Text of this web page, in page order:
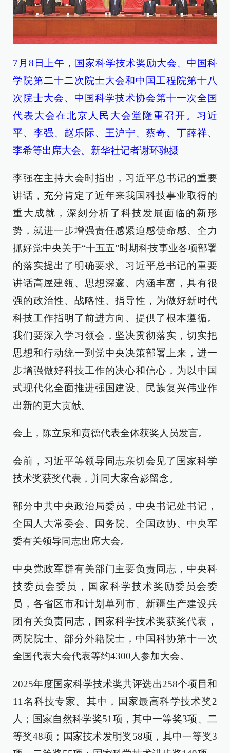
7月8日上午，国家科学技术奖励大会、中国科
学院第二十二次院士大会和中国工程院第十八
次院士大会、中国科学技术协会第十一次全国
代表大会在北京人民大会堂隆重召开。习近
平、李强、赵乐际、王沪宁、蔡奇、丁薛祥、
李希等出席大会。新华社记者谢环驰摄
李强在主持大会时指出，习近平总书记的重要
讲话，充分肯定了近年来我国科技事业取得的
重大成就，深刻分析了科技发展面临的新形
势，就进一步增强责任感紧迫感使命感、全力
抓好党中央关于“十五五”时期科技事业各项部署
的落实提出了明确要求。习近平总书记的重要
讲话高屋建瓴、思想深邃、内涵丰富，具有很
强的政治性、战略性、指导性，为做好新时代
科技工作指明了前进方向、提供了根本遵循。
我们要深入学习领会，坚决贯彻落实，切实把
思想和行动统一到党中央决策部署上来，进一
步增强做好科技工作的决心和信心，为以中国
式现代化全面推进强国建设、民族复兴伟业作
出新的更大贡献。
会上，陈立泉和贲德代表全体获奖人员发言。
会前，习近平等领导同志亲切会见了国家科学
技术奖获奖代表，并同大家合影留念。
部分中共中央政治局委员，中央书记处书记，
全国人大常委会、国务院、全国政协、中央军
委有关领导同志出席大会。
中央党政军群有关部门主要负责同志，中央科
技委员会委员，国家科学技术奖励委员会委
员，各省区市和计划单列市、新疆生产建设兵
团有关负责同志，国家科学技术奖获奖代表，
两院院士、部分外籍院士，中国科协第十一次
全国代表大会代表等约4300人参加大会。
2025年度国家科学技术奖共评选出258个项目和
11名科技专家。其中，国家最高科学技术奖2
人；国家自然科学奖51项，其中一等奖3项、二
等奖48项；国家技术发明奖58项，其中一等奖3